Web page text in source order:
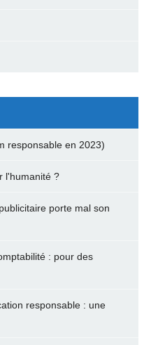
responsable en 2023)
l'humanité ?
porte mal son
: pour des
responsable : une